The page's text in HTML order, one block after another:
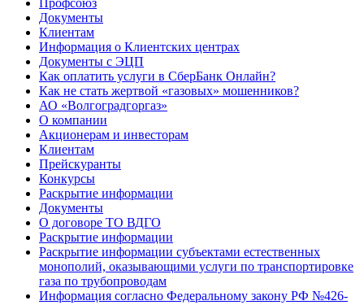
Профсоюз
Документы
Клиентам
Информация о Клиентских центрах
Документы с ЭЦП
Как оплатить услуги в СберБанк Онлайн?
Как не стать жертвой «газовых» мошенников?
АО «Волгоградгоргаз»
О компании
Акционерам и инвесторам
Клиентам
Прейскуранты
Конкурсы
Раскрытие информации
Документы
О договоре ТО ВДГО
Раскрытие информации
Раскрытие информации субъектами естественных
монополий, оказывающими услуги по транспортировке
газа по трубопроводам
Информация согласно Федеральному закону РФ №426-